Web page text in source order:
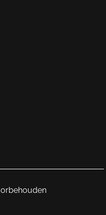
van
van